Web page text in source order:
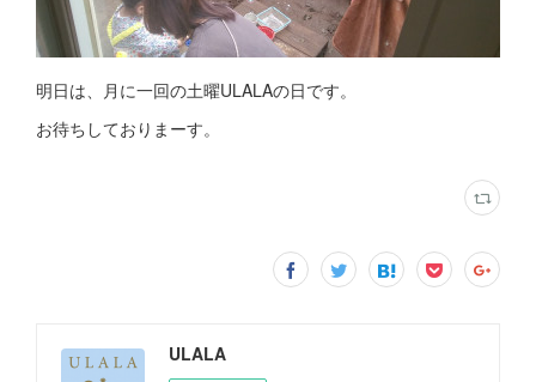
明日は、月に一回の土曜ULALAの日です。
お待ちしておりまーす。
ULALA